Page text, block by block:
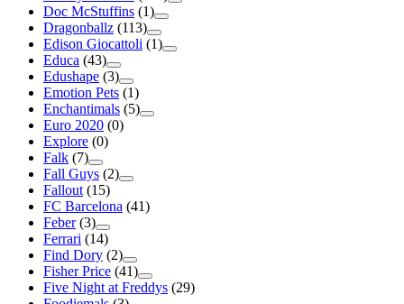
Doc McStuffins (1)
Dragonballz (113)
Edison Giocattoli (1)
Educa (43)
Edushape (3)
Emotion Pets (1)
Enchantimals (5)
Euro 2020 (0)
Explore (0)
Falk (7)
Fall Guys (2)
Fallout (15)
FC Barcelona (41)
Feber (3)
Ferrari (14)
Find Dory (2)
Fisher Price (41)
Five Night at Freddys (29)